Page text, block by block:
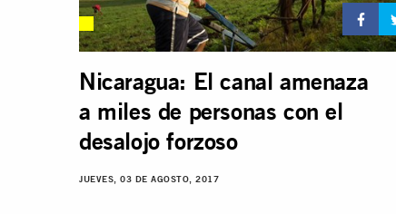
Nicaragua: El canal amenaza
a miles de personas con el
desalojo forzoso
JUEVES, 03 DE AGOSTO, 2017